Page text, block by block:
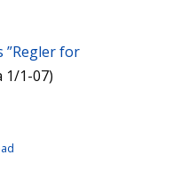
”Regler for
1-07)